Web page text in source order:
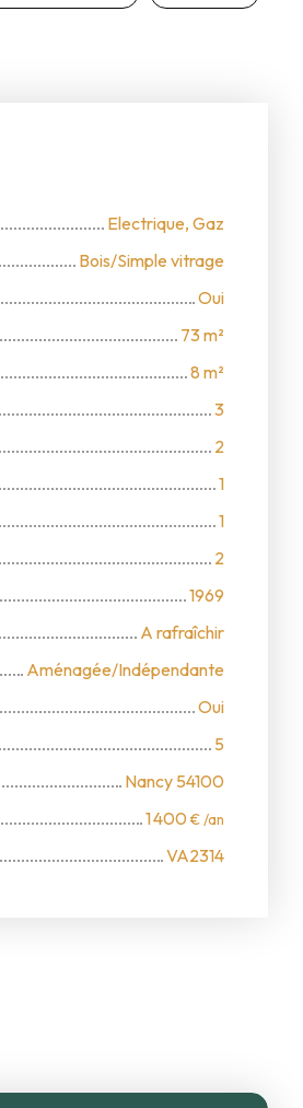
Electrique, Gaz
Bois/Simple vitrage
Oui
73m²
8 m²
3
2
1
1
2
1969
A rafraîchir
Aménagée/Indépendante
Oui
5
Nancy 54100
1 400 € /an
VA2314